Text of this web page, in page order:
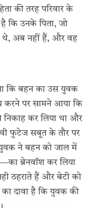
की तरह परिवार के
है कि उनके पिता, जो
थे, अब नहीं हैं, और वह
कि बहन का उस युवक
करने पर सामने आया कि
कर लिया था और
फुटेज सबूत के तौर पर
युवक ने बहन को जाल में
ब्रेनवॉश कर लिया
ठहराते हैं और बेटी को
का दावा है कि युवक की